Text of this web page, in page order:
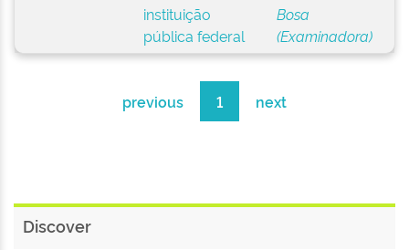
instituição
pública federal
Bosa
(Examinadora)
previous 1 next
Discover